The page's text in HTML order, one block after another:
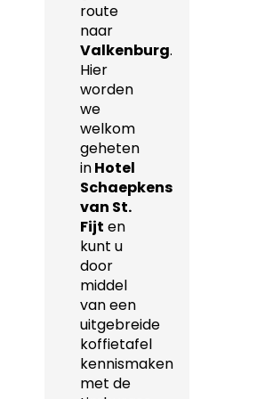
route
naar
Valkenburg.
Hier
worden
we
welkom
geheten
inHotel
Schaepkens
van St.
Fijt en
kunt u
door
middel
van een
uitgebreide
koffietafel
kennismaken
met de